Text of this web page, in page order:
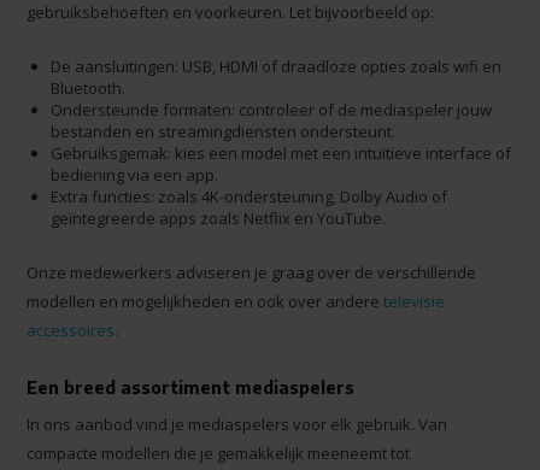
gebruiksbehoeften en voorkeuren. Let bijvoorbeeld op:
De aansluitingen: USB, HDMI of draadloze opties zoals wifi en
Bluetooth.
Ondersteunde formaten: controleer of de mediaspeler jouw
bestanden en streamingdiensten ondersteunt.
Gebruiksgemak: kies een model met een intuïtieve interface of
bediening via een app.
Extra functies: zoals 4K-ondersteuning, Dolby Audio of
geïntegreerde apps zoals Netflix en YouTube.
Onze medewerkers adviseren je graag over de verschillende
modellen en mogelijkheden en ook over anderetelevisie
accessoires.
Een breed assortiment mediaspelers
In ons aanbod vind je mediaspelers voor elk gebruik. Van
compacte modellen die je gemakkelijk meeneemt tot